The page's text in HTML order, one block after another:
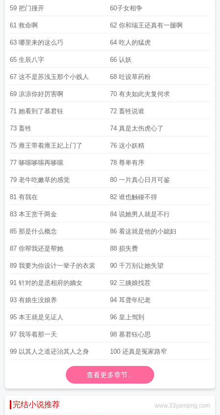
59 把门撞开 60子女相争
61 救命啊 62 你和瑞王还真有一腿啊
63 哪里来的这么巧 64 吃人的猛虎
65 生辰八字 66 认妖
67 这不是苏浅玉那个小贱人 68 吐设草药粉
69 凉凉你好厉害啊 70 有夫如此夫复何求
71 她看到了慕君钰 72 畜牲说谁
73 畜牲 74 真是太伤虎心了
75 雍王带着雍王妃上门了 76 这小妖精
77 哆嗦哆嗦再哆嗦 78 尊卑有序
79 老牛吃嫩草的感觉 80 一片真心日月可鉴
81 有我在 82 谁也触碰不得
83 本王赏千两金 84 说她男人就是不行
85 那是什么概念 86 看这就是他的小媳妇
87 你帮我还是帮她 88 损失费
89 我要为你设计一辈子的衣裳 90 千万别让她失望
91 针对的是丞相府的嫡女 92 三姨娘找茬
93 有娘生没娘养 94 耳聋年纪老
95 本王就是见证人 96 皇上驾到
97 我等着那一天 98 慕君钰心思
99 以其人之道还治其人之身 100 还真是冤家路窄
查看更多章节...
完结小说推荐 www.33yanqing.com